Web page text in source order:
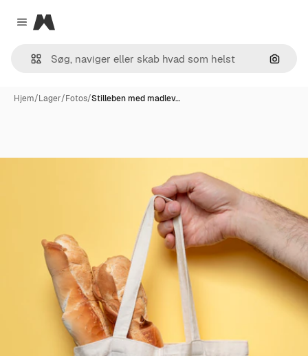
Close menu
Magnific
Søg
Hjem/Lager/Fotos/Stilleben med madlev…